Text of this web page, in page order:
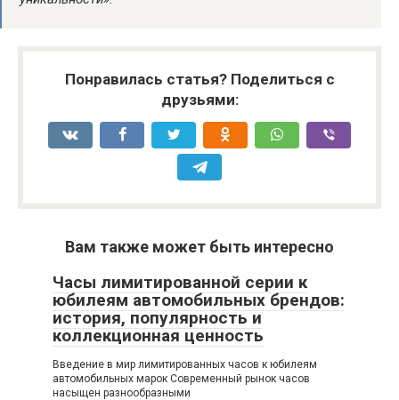
Понравилась статья? Поделиться с
друзьями:
Вам также может быть интересно
Часы лимитированной серии к
юбилеям автомобильных брендов:
история, популярность и
коллекционная ценность
Введение в мир лимитированных часов к юбилеям
автомобильных марок Современный рынок часов
насыщен разнообразными